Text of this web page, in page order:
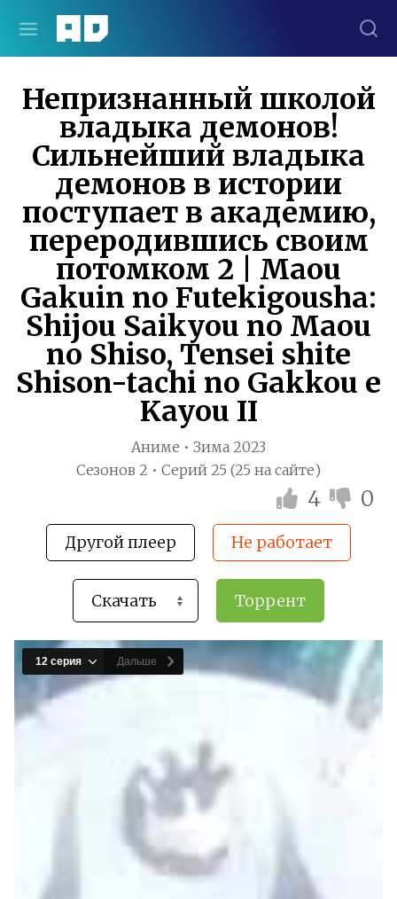
Непризнанный школой
владыка демонов!
Сильнейший владыка
демонов в истории
поступает в академию,
переродившись своим
потомком 2 | Maou
Gakuin no Futekigousha:
Shijou Saikyou no Maou
no Shiso, Tensei shite
Shison-tachi no Gakkou e
Kayou II
Аниме • Зима 2023
Сезонов 2 • Серий 25 (25 на сайте)
4 0
Другой плеер Не работает
Торрент